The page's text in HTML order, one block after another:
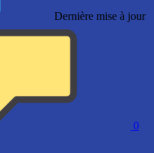
Dernière mise à jour
0